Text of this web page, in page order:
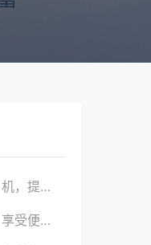
力？有招
验的秘籍